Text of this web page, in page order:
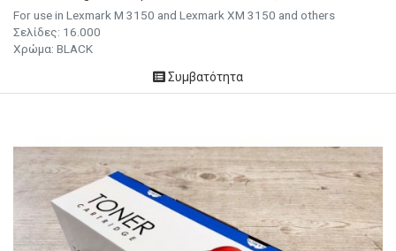
For use in Lexmark M 3150 and Lexmark XM 3150 and others
Σελίδες: 16.000
Χρώμα: BLACK
Συμβατότητα